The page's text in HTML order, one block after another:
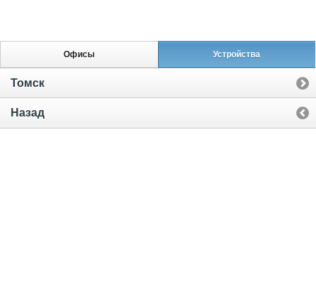
Офисы Устройства
Томск
Назад